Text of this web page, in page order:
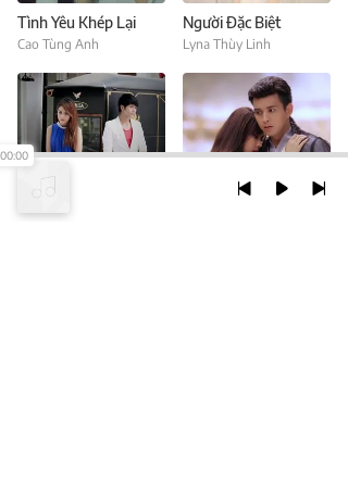
Tình Yêu Khép Lại
Cao Tùng Anh
Người Đặc Biệt
Lyna Thùy Linh
Lyna Thùy Linh Hồ Quang Hiếu
00:00